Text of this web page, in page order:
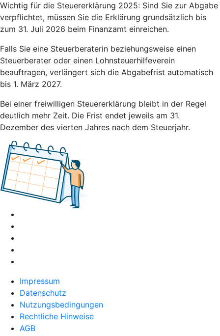
Wichtig für die Steuererklärung 2025: Sind Sie zur Abgabe
verpflichtet, müssen Sie die Erklärung grundsätzlich bis
zum 31. Juli 2026 beim Finanzamt einreichen.
Falls Sie eine Steuerberaterin beziehungsweise einen
Steuerberater oder einen Lohnsteuerhilfeverein
beauftragen, verlängert sich die Abgabefrist automatisch
bis 1. März 2027.
Bei einer freiwilligen Steuererklärung bleibt in der Regel
deutlich mehr Zeit. Die Frist endet jeweils am 31.
Dezember des vierten Jahres nach dem Steuerjahr.
Impressum
Datenschutz
Nutzungsbedingungen
Rechtliche Hinweise
AGB